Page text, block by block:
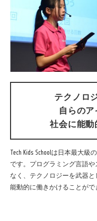
テクノロ
自らのア
社会に能
Tech Kids Schoolは日本最大
です。プログラミング言語
なく、テクノロジーを武器
能動的に働きかけることがで